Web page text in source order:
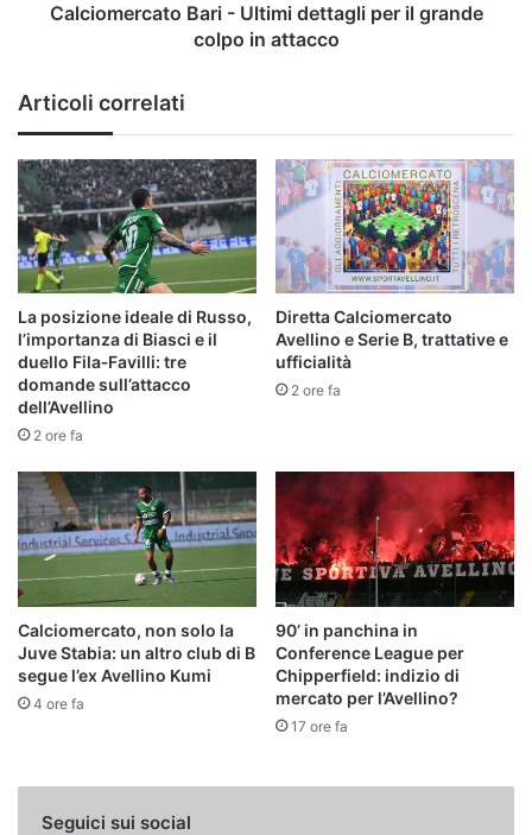
Calciomercato Bari - Ultimi dettagli per il grande
colpo in attacco
Articoli correlati
La posizione ideale di Russo,
l’importanza di Biasci e il
duello Fila‑Favilli: tre
domande sull’attacco
dell’Avellino
2 ore fa
Diretta Calciomercato
Avellino e Serie B, trattative e
ufficialità
2 ore fa
Calciomercato, non solo la
Juve Stabia: un altro club di B
segue l’ex Avellino Kumi
4 ore fa
90’ in panchina in
Conference League per
Chipperfield: indizio di
mercato per l’Avellino?
17 ore fa
Seguici sui social